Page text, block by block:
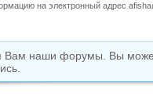
на электронный адрес
Вам наши форумы. Вы